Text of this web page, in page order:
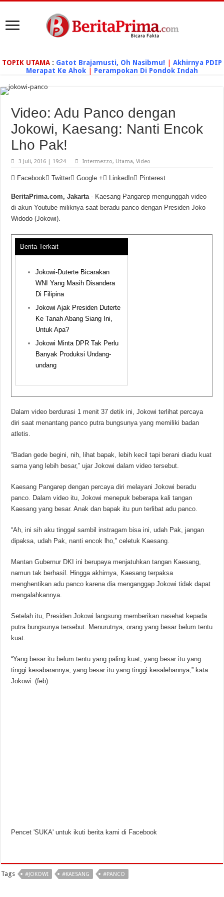
TOPIK UTAMA : Gatot Brajamusti, Oh Nasibmu!
Akhirnya PDIP
Merapat Ke Ahok
Perampokan Di Pondok Indah
Video: Adu Panco dengan
Jokowi, Kaesang: Nanti Encok
Lho Pak!
3 Juli, 2016 | 19:24 Intermezzo, Utama,Video
Facebook Twitter Google + LinkedIn Pinterest
BeritaPrima.com, Jakarta - Kaesang Pangarep mengunggah video
di akun Youtube miliknya saat beradu panco dengan Presiden Joko
Widodo (Jokowi).
Berita Terkait
Jokowi-Duterte Bicarakan
WNI Yang Masih Disandera
Di Filipina
Jokowi Ajak Presiden Duterte
Ke Tanah Abang Siang Ini,
Untuk Apa?
Jokowi Minta DPR Tak Perlu
Banyak Produksi Undang-
undang
Dalam video berdurasi 1 menit 37 detik ini, Jokowi terlihat percaya
diri saat menantang panco putra bungsunya yang memiliki badan
atletis.
“Badan gede begini, nih, lihat bapak, lebih kecil tapi berani diadu kuat
sama yang lebih besar,” ujar Jokowi dalam video tersebut.
Kaesang Pangarep dengan percaya diri melayani Jokowi beradu
panco. Dalam video itu, Jokowi menepuk beberapa kali tangan
Kaesang yang besar. Anak dan bapak itu pun terlibat adu panco.
“Ah, ini sih aku tinggal sambil instragam bisa ini, udah Pak, jangan
dipaksa, udah Pak, nanti encok lho,” celetuk Kaesang.
Mantan Gubernur DKI ini berupaya menjatuhkan tangan Kaesang,
namun tak berhasil. Hingga akhirnya, Kaesang terpaksa
menghentikan adu panco karena dia menganggap Jokowi tidak dapat
mengalahkannya.
Setelah itu, Presiden Jokowi langsung memberikan nasehat kepada
putra bungsunya tersebut. Menurutnya, orang yang besar belum tentu
kuat.
“Yang besar itu belum tentu yang paling kuat, yang besar itu yang
tinggi kesabarannya, yang besar itu yang tinggi kesalehannya,” kata
Jokowi. (feb)
Pencet 'SUKA' untuk ikuti berita kami di Facebook
Tags #JOKOWI #KAESANG #PANCO